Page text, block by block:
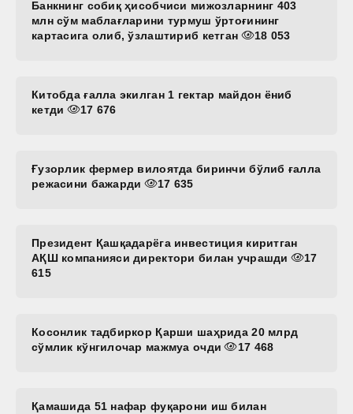
Банкнинг собиқ ҳисобчиси мижозларнинг 403
млн сўм маблағларини турмуш ўртоғининг
картасига олиб, ўзлаштириб кетган
18 053
Китобда ғалла экилган 1 гектар майдон ёниб
кетди
17 676
Ғузорлик фермер вилоятда биринчи бўлиб ғалла
режасини бажарди
17 635
Президент Қашқадарёга инвестиция киритган
АҚШ компанияси директори билан учрашди
17
615
Косонлик тадбиркор Қарши шаҳрида 20 млрд
сўмлик кўнгилочар мажмуа очди
17 468
Қамашида 51 нафар фуқарони иш билан